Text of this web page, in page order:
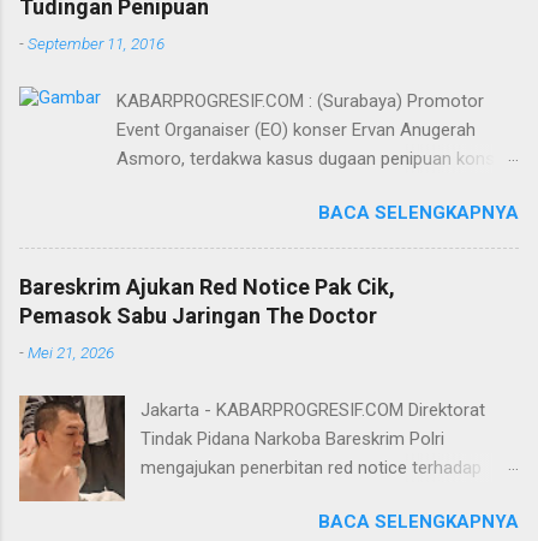
Tudingan Penipuan
-September 11, 2016
KABARPROGRESIF.COM : (Surabaya) Promotor
Event Organaiser (EO) konser Ervan Anugerah
Asmoro, terdakwa kasus dugaan penipuan konser
dari tuntutan 1,5 tahun penjara yang diajukan Jaksa
Penuntut Umum (JPU) Darwis dari Kejari Surabaya.
Oleh majelis hakim yang diketuai Sigit Sutanto SH
MH, kasus penipuan yang menjerat Ervan tersebut
dinyatakan bukan perkara pidana. Dalam
terdakwa Ervan tersebut tidak terdapat unsur
penipuan sehingga dianggap bukan merupakan
tindak pidana. Menurut majelis hakim, kasus yang
menjerat Ervan merupakan hubungan hukum
keperdataan. Atas dasar itulah, terdakwa Ervan
BACA SELENGKAPNYA
Bareskrim Ajukan Red Notice Pak Cik,
Pemasok Sabu Jaringan The Doctor
-Mei 21, 2026
Jakarta - KABARPROGRESIF.COM Direktorat
Tindak Pidana Narkoba Bareskrim Polri
mengajukan penerbitan red notice terhadap
Haji. Pak Cik diketahui berperan sebagai
BACA SELENGKAPNYA